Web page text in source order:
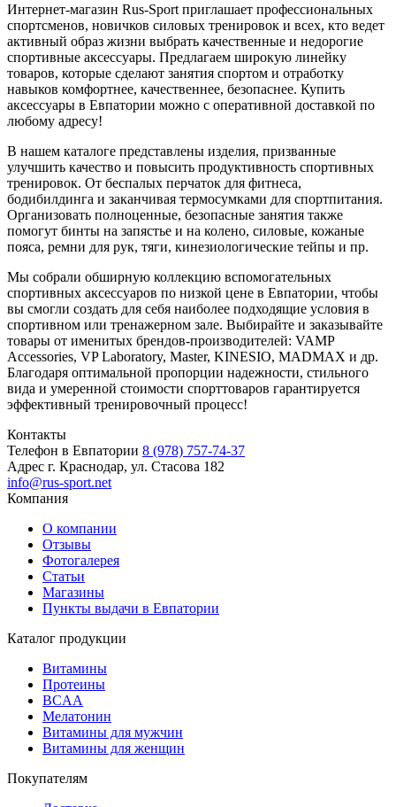
Интернет-магазин Rus-Sport приглашает профессиональных
спортсменов, новичков силовых тренировок и всех, кто ведет
активный образ жизни выбрать качественные и недорогие
спортивные аксессуары. Предлагаем широкую линейку
товаров, которые сделают занятия спортом и отработку
навыков комфортнее, качественнее, безопаснее. Купить
аксессуары в Евпатории можно с оперативной доставкой по
любому адресу!
В нашем каталоге представлены изделия, призванные
улучшить качество и повысить продуктивность спортивных
тренировок. От беспалых перчаток для фитнеса,
бодибилдинга и заканчивая термосумками для спортпитания.
Организовать полноценные, безопасные занятия также
помогут бинты на запястье и на колено, силовые, кожаные
пояса, ремни для рук, тяги, кинезиологические тейпы и пр.
Мы собрали обширную коллекцию вспомогательных
спортивных аксессуаров по низкой цене в Евпатории, чтобы
вы смогли создать для себя наиболее подходящие условия в
спортивном или тренажерном зале. Выбирайте и заказывайте
товары от именитых брендов-производителей: VAMP
Accessories, VP Laboratory, Master, KINESIO, MADMAX и др.
Благодаря оптимальной пропорции надежности, стильного
вида и умеренной стоимости спорттоваров гарантируется
эффективный тренировочный процесс!
Контакты
Телефон в Евпатории 8 (978) 757-74-37
Адрес г. Краснодар, ул. Стасова 182
info@rus-sport.net
Компания
О компании
Отзывы
Фотогалерея
Статьи
Магазины
Пункты выдачи в Евпатории
Каталог продукции
Витамины
Протеины
BCAA
Мелатонин
Витамины для мужчин
Витамины для женщин
Покупателям